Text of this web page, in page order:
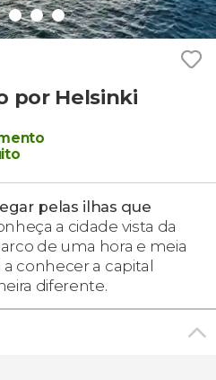
por Helsinki
pelas ilhas que
a cidade vista da
de uma hora e meia
conhecer a capital
diferente.